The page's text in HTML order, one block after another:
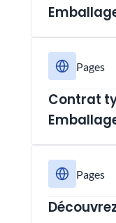
Pages
Contrat
Pages